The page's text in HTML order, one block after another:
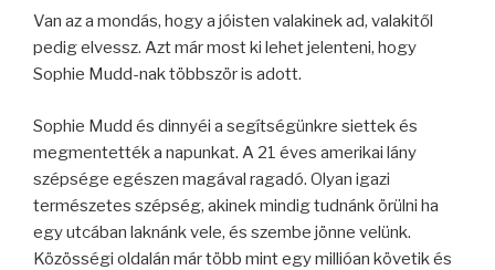
Van az a mondás, hogy a jóisten valakinek ad, valakitől
pedig elvessz. Azt már most ki lehet jelenteni, hogy
Sophie Mudd-nak többször is adott.
Sophie Mudd és dinnyéi a segítségünkre siettek és
megmentették a napunkat. A 21 éves amerikai lány
szépsége egészen magával ragadó. Olyan igazi
természetes szépség, akinek mindig tudnánk örülni ha
egy utcában laknánk vele, és szembe jönne velünk.
Közösségi oldalán már több mint egy millióan követik és